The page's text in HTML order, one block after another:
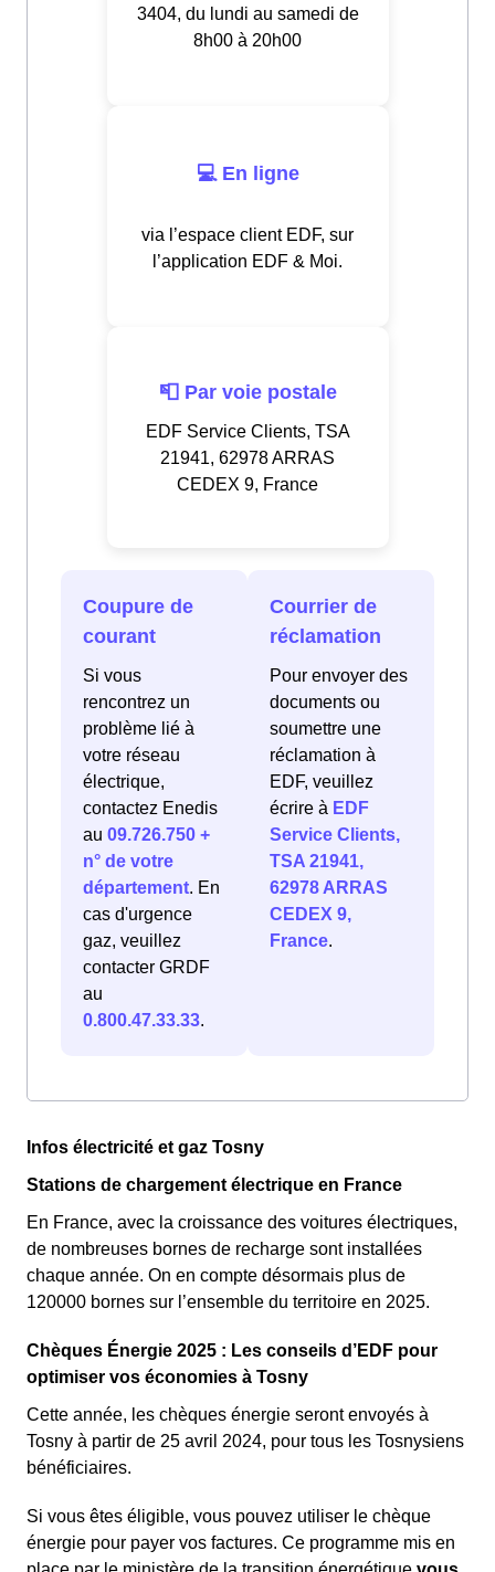
3404, du lundi au samedi de
8h00 à 20h00
💻 En ligne
via l’espace client EDF, sur
l’application EDF & Moi.
📮 Par voie postale
EDF Service Clients, TSA
21941, 62978 ARRAS
CEDEX 9, France
Coupure de
courant
Si vous
rencontrez un
problème lié à
votre réseau
électrique,
contactez Enedis
au 09.726.750 +
n° de votre
département. En
cas d'urgence
gaz, veuillez
contacter GRDF
au
0.800.47.33.33.
Courrier de
réclamation
Pour envoyer des
documents ou
soumettre une
réclamation à
EDF, veuillez
écrire à EDF
Service Clients,
TSA 21941,
62978 ARRAS
CEDEX 9,
France.
Infos électricité et gaz Tosny
Stations de chargement électrique en France
En France, avec la croissance des voitures électriques,
de nombreuses bornes de recharge sont installées
chaque année. On en compte désormais plus de
120000 bornes sur l’ensemble du territoire en 2025.
Chèques Énergie 2025 : Les conseils d’EDF pour
optimiser vos économies à Tosny
Cette année, les chèques énergie seront envoyés à
Tosny à partir de 25 avril 2024, pour tous les Tosnysiens
bénéficiaires.
Si vous êtes éligible, vous pouvez utiliser le chèque
énergie pour payer vos factures. Ce programme mis en